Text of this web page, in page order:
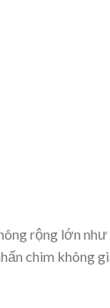
rộng lớn như
chìm không